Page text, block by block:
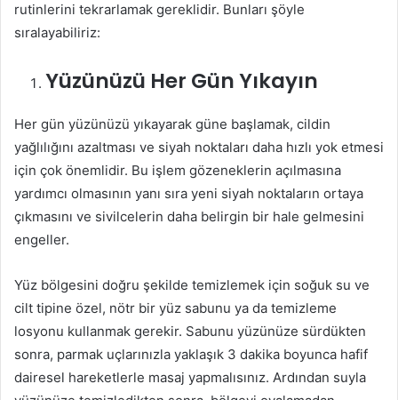
rutinlerini tekrarlamak gereklidir. Bunları şöyle
sıralayabiliriz:
Yüzünüzü Her Gün Yıkayın
Her gün yüzünüzü yıkayarak güne başlamak, cildin
yağlılığını azaltması ve siyah noktaları daha hızlı yok etmesi
için çok önemlidir. Bu işlem gözeneklerin açılmasına
yardımcı olmasının yanı sıra yeni siyah noktaların ortaya
çıkmasını ve sivilcelerin daha belirgin bir hale gelmesini
engeller.
Yüz bölgesini doğru şekilde temizlemek için soğuk su ve
cilt tipine özel, nötr bir yüz sabunu ya da temizleme
losyonu kullanmak gerekir. Sabunu yüzünüze sürdükten
sonra, parmak uçlarınızla yaklaşık 3 dakika boyunca hafif
dairesel hareketlerle masaj yapmalısınız. Ardından suyla